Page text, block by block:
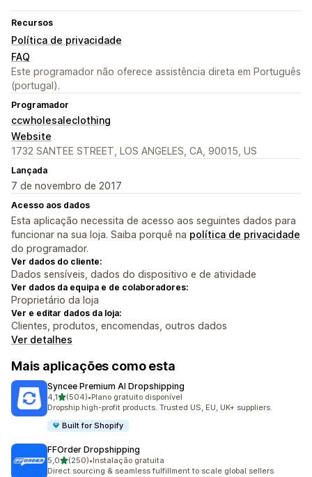
Recursos
Política de privacidade
FAQ
Este programador não oferece assistência direta em Português
(portugal).
Programador
ccwholesaleclothing
Website
1732 SANTEE STREET, LOS ANGELES, CA, 90015, US
Lançada
7 de novembro de 2017
Acesso aos dados
Esta aplicação necessita de acesso aos seguintes dados para
funcionar na sua loja. Saiba porquê na política de privacidade
do programador.
Ver dados do cliente:
Dados sensíveis, dados do dispositivo e de atividade
Ver dados da equipa e de colaboradores:
Proprietário da loja
Ver e editar dados da loja:
Clientes, produtos, encomendas, outros dados
Ver detalhes
Mais aplicações como esta
Syncee Premium AI Dropshipping
4,1de 5 estrelas
(504)
504 total de avaliações
•Plano gratuito disponível
Dropship high-profit products. Trusted US, EU, UK+ suppliers.
Built for Shopify
FFOrder Dropshipping
5,0de 5 estrelas
(250)
250 total de avaliações
•Instalação gratuita
Direct sourcing & seamless fulfillment to scale global sellers